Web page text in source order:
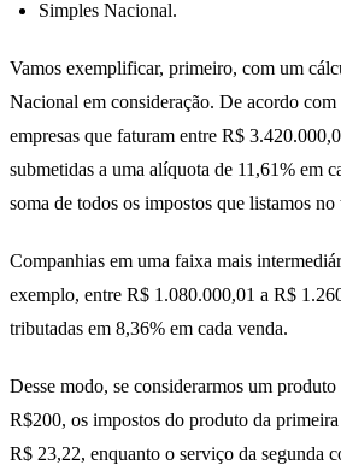
Simples Nacional.
Vamos exemplificar, primeiro, com um
Nacional em consideração. De acordo com
empresas que faturam entre R$
submetidas a uma alíquota de 11,61% em
soma de todos os impostos que listamos
Companhias em uma faixa mais
exemplo, entre R$ 1.080.000,01 a R$
tributadas em 8,36% em cada venda.
Desse modo, se considerarmos um
R$200, os impostos do produto da
R$ 23,22, enquanto o serviço da segunda